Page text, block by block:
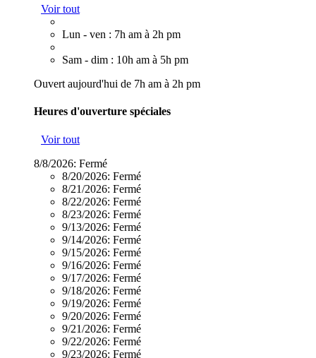
Voir tout
Lun - ven : 7h am à 2h pm
Sam - dim : 10h am à 5h pm
Ouvert aujourd'hui de 7h am à 2h pm
Heures d'ouverture spéciales
Voir tout
8/8/2026: Fermé
8/20/2026: Fermé
8/21/2026: Fermé
8/22/2026: Fermé
8/23/2026: Fermé
9/13/2026: Fermé
9/14/2026: Fermé
9/15/2026: Fermé
9/16/2026: Fermé
9/17/2026: Fermé
9/18/2026: Fermé
9/19/2026: Fermé
9/20/2026: Fermé
9/21/2026: Fermé
9/22/2026: Fermé
9/23/2026: Fermé